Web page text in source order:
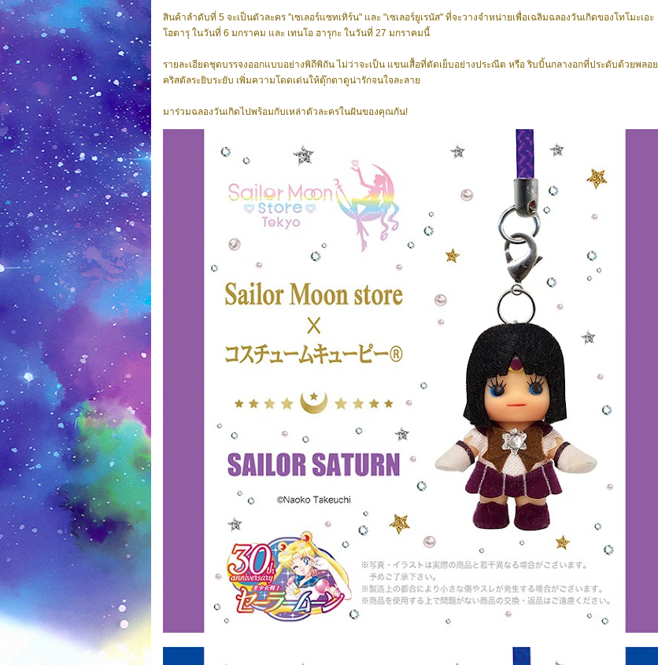
สินค้าลำดับที่ 5 จะเป็นตัวละคร "เซเลอร์แซทเทิร์น" และ "เซเลอร์ยูเรนัส" ที่จะวางจำหน่ายเพื่อเฉลิมฉลองวันเกิดของโทโมะเอะ
โฮตารุ ในวันที่ 6 มกราคม และ เทนโอ ฮารุกะ ในวันที่ 27 มกราคมนี้
รายละเอียดชุดบรรจงออกแบบอย่างพิถีพิถัน ไม่ว่าจะเป็น แขนเสื้อที่ตัดเย็บอย่างประณีต หรือ ริบบิ้นกลางอกที่ประดับด้วยพลอย
คริสตัลระยิบระยับ เพิ่มความโดดเด่นให้ตุ๊กตาดูน่ารักจนใจละลาย
มาร่วมฉลองวันเกิดไปพร้อมกับเหล่าตัวละครในฝันของคุณกัน!